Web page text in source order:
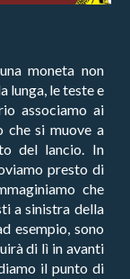
moneta non
lunga, le teste e
associamo ai
che si muove a
del lancio. In
presto di
che
a sinistra della
esempio, sono
di lì in avanti
il punto di